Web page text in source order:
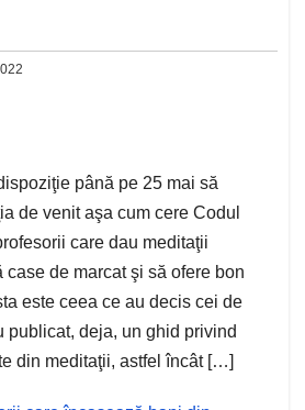
până pe 25 mai să
de venit aşa cum cere Codul
care dau meditaţii
case de marcat şi să ofere bon
este ceea ce au decis cei de
publicat, deja, un ghid privind
din meditaţii, astfel încât […]